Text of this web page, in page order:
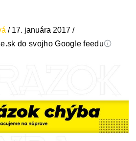
/ 17. januára 2017 /
do svojho Google feedu